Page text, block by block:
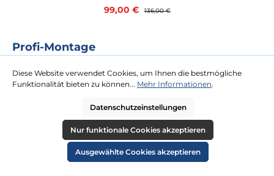
Verkaufspreis:
99,00 € Regulärer Preis:
136,00 €
Profi-Montage
kaum eine Dachterrasse zu hoch oder Tür zu schmal. Gegen eine
Festpauschale kommen zwei Tischler zu Ihnen und platzieren Ihren
mehr erfahren
Diese Website verwendet Cookies, um Ihnen die bestmögliche
Funktionalität bieten zu können... Mehr Informationen.
Datenschutzeinstellungen
Nur funktionale Cookies akzeptieren
Ausgewählte Cookies akzeptieren